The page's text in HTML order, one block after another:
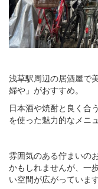
浅草駅周辺の居酒屋で
婦や」がおすすめ。
日本酒や焼酎と良く合
を使った魅力的なメニ
雰囲気のある佇まいの
かもしれませんが、一
い空間が広がっています